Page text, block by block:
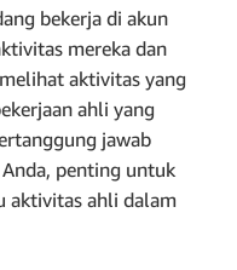
bekerja di akun
mereka dan
aktivitas yang
ahli yang
jawab
penting untuk
aktivitas ahli dalam